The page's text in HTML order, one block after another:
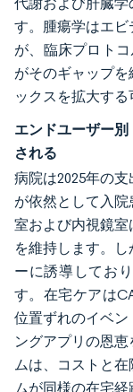
す。腫瘍学はエ
が、臨床プロト
がそのギャップ
ックスを拡大する
エンドユーザー
される
病院は2025年の
が依然として入
室および内視鏡
を維持します。
ーに誘導してお
す。在宅ケアは
位置ずれのイベン
ングアプリの恩恵
ムは、コストと
ムが同様の在宅